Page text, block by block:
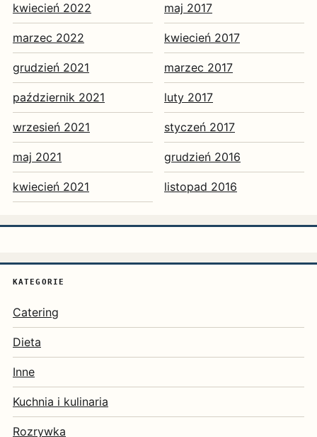
kwiecień 2022
marzec 2022
grudzień 2021
październik 2021
wrzesień 2021
maj 2021
kwiecień 2021
maj 2017
kwiecień 2017
marzec 2017
luty 2017
styczeń 2017
grudzień 2016
listopad 2016
KATEGORIE
Catering
Dieta
Inne
Kuchnia i kulinaria
Rozrywka